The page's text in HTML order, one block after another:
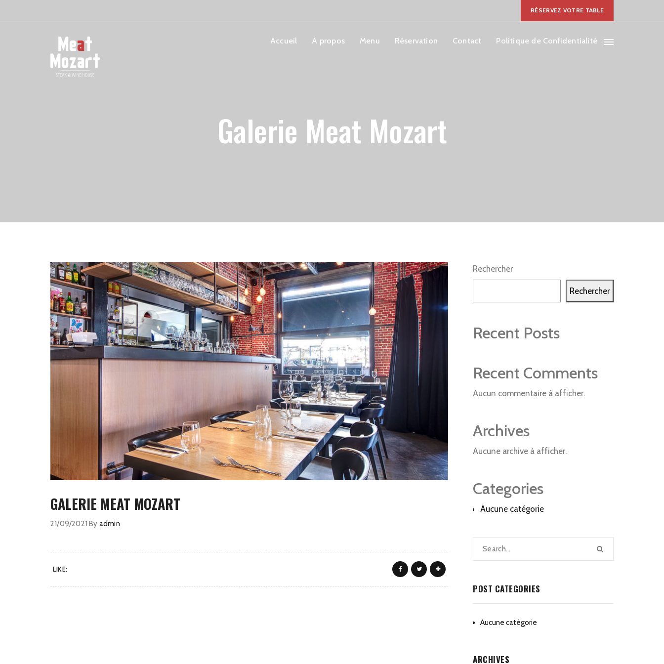
RÉSERVEZ VOTRE TABLE
Accueil À propos Menu Réservation Contact Politique de Confidentialité
Galerie Meat Mozart
GALERIE MEAT MOZART
21/09/2021 By admin
LIKE:
Rechercher
Rechercher
Recent Posts
Recent Comments
Aucun commentaire à afficher.
Archives
Aucune archive à afficher.
Categories
Aucune catégorie
POST CATEGORIES
Aucune catégorie
ARCHIVES